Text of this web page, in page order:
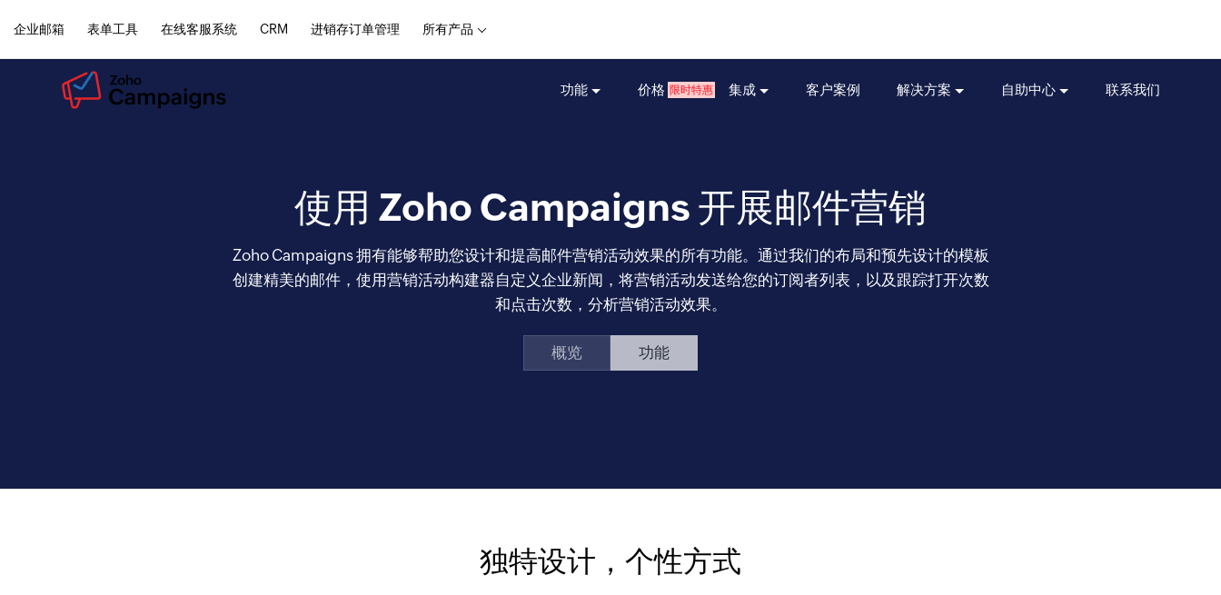
企业邮箱 表单工具 在线客服系统 CRM 进销存订单管理 所有产品
功能 价格 限时特惠 集成 客户案例 解决方案 自助中心 联系我们
使用 Zoho Campaigns 开展邮件营销
Zoho Campaigns 拥有能够帮助您设计和提高邮件营销活动效果的所有功能。通过我们的布局和预先设计的模板
创建精美的邮件，使用营销活动构建器自定义企业新闻，将营销活动发送给您的订阅者列表，以及跟踪打开次数
和点击次数，分析营销活动效果。
概览 功能
独特设计，个性方式